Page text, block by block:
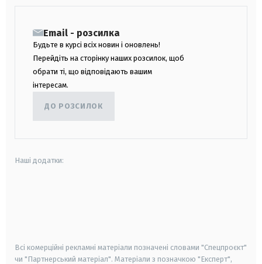
Email - розсилка
Будьте в курсі всіх новин і оновлень!
Перейдіть на сторінку наших розсилок, щоб
обрати ті, що відповідають вашим
інтересам.
ДО РОЗСИЛОК
Наші додатки:
Всі комерційні рекламні матеріали позначені словами "Спецпроєкт"
чи "Партнерський матеріал". Матеріали з позначкою "Експерт",